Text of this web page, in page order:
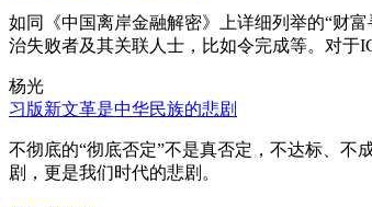
如同《中国离岸金融解密》上详细列举的“财
治失败者及其关联人士，比如令完成等。对于
杨光
习版新文革是中华民族的悲剧
不彻底的“彻底否定”不是真否定，不达标、不
剧，更是我们时代的悲剧。